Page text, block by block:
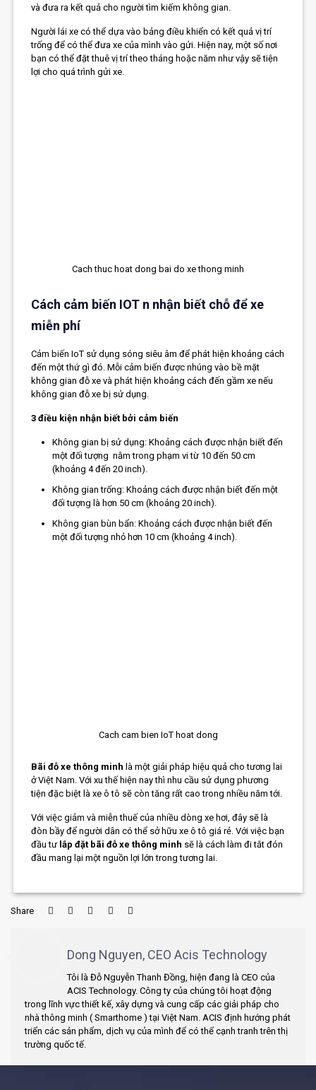
và đưa ra kết quả cho người tìm kiếm không gian.
Người lái xe có thể dựa vào bảng điều khiển có kết quả vị trí
trống để có thể đưa xe của mình vào gửi. Hiện nay, một số nơi
bạn có thể đặt thuê vị trí theo tháng hoặc năm như vậy sẽ tiện
lợi cho quá trình gửi xe.
Cach thuc hoat dong bai do xe thong minh
Cách cảm biến IOT n nhận biết chỗ để xe
miễn phí
Cảm biến IoT sử dụng sóng siêu âm để phát hiện khoảng cách
đến một thứ gì đó. Mỗi cảm biến được nhúng vào bề mặt
không gian đỗ xe và phát hiện khoảng cách đến gầm xe nếu
không gian đỗ xe bị sử dụng.
3 điều kiện nhận biết bởi cảm biến
Không gian bị sử dụng: Khoảng cách được nhận biết đến
một đối tượng nằm trong phạm vi từ 10 đến 50 cm
(khoảng 4 đến 20 inch).
Không gian trống: Khoảng cách được nhận biết đến một
đối tượng là hơn 50 cm (khoảng 20 inch).
Không gian bùn bẩn: Khoảng cách được nhận biết đến
một đối tượng nhỏ hơn 10 cm (khoảng 4 inch).
Cach cam bien IoT hoat dong
Bãi đỗ xe thông minh là một giải pháp hiệu quả cho tương lai
ở Việt Nam. Với xu thế hiện nay thì nhu cầu sử dụng phương
tiện đặc biệt là xe ô tô sẽ còn tăng rất cao trong nhiều năm tới.
Với việc giảm và miễn thuế của nhiều dòng xe hơi, đây sẽ là
đòn bầy để người dân có thể sở hữu xe ô tô giá rẻ. Với việc bạn
đầu tư lắp đặt bãi đỗ xe thông minh sẽ là cách làm đi tắt đón
đầu mang lại một nguồn lợi lớn trong tương lai.
Share
Dong Nguyen, CEO Acis Technology
Tôi là Đỗ Nguyễn Thanh Đồng, hiện đang là CEO của
ACIS Technology. Công ty của chúng tôi hoạt động
trong lĩnh vực thiết kế, xây dựng và cung cấp các giải pháp cho
nhà thông minh ( Smarthome ) tại Việt Nam. ACIS định hướng phát
triển các sản phẩm, dịch vụ của mình để có thể cạnh tranh trên thị
trường quốc tế.